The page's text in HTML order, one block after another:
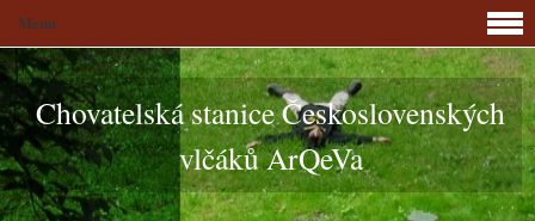
Chovatelská stanice Československých
vlčáků ArQeVa
Menu